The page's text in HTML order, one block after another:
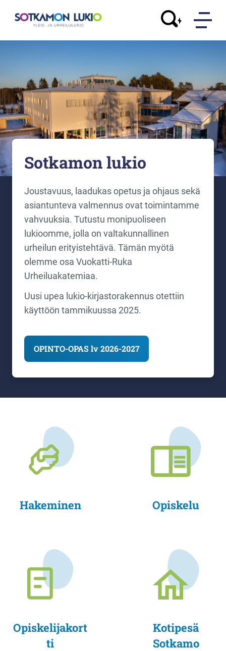
Sotkamon lukio
Joustavuus, laadukas opetus ja ohjaus sekä
asiantunteva valmennus ovat toimintamme
vahvuuksia. Tutustu monipuoliseen
lukioomme, jolla on valtakunnallinen
urheilun erityistehtävä. Tämän myötä
olemme osa Vuokatti-Ruka
Urheiluakatemiaa.
Uusi upea lukio-kirjastorakennus otettiin
käyttöön tammikuussa 2025.
OPINTO-OPAS lv 2026-2027
Hakeminen Opiskelu
Opiskelijakort
ti
Kotipesä
Sotkamo